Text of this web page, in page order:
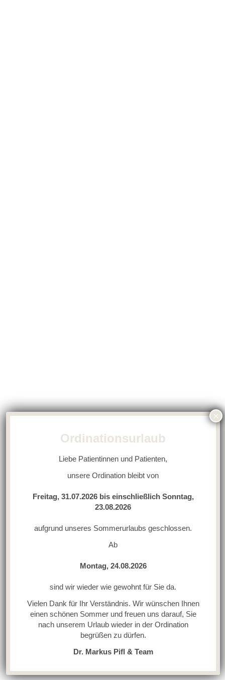
Ordinationsurlaub
Liebe Patientinnen und Patienten,
unsere Ordination bleibt von
Freitag, 31.07.2026 bis einschließlich Sonntag,
23.08.2026
aufgrund unseres Sommerurlaubs geschlossen.
Ab
Montag, 24.08.2026
sind wir wieder wie gewohnt für Sie da.
Vielen Dank für Ihr Verständnis. Wir wünschen Ihnen
einen schönen Sommer und freuen uns darauf, Sie
nach unserem Urlaub wieder in der Ordination
begrüßen zu dürfen.
Dr. Markus Pifl & Team